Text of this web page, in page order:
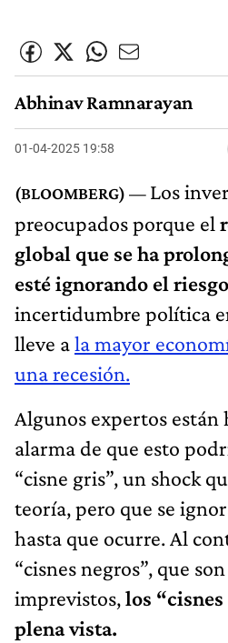
Abhinav Ramnarayan
01-04-2025 19:58
Los
preocupados porque el
global que se ha
esté ignorando el riesgo
incertidumbre política
lleve ala mayor
una recesión.
Algunos expertos están
alarma de que esto
“cisne gris”, un shock
teoría, pero que se
hasta que ocurre. Al
“cisnes negros”, que
imprevistos,los
plena vista.